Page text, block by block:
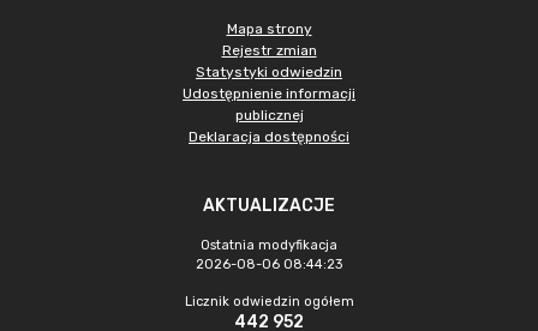
Mapa strony
Rejestr zmian
Statystyki odwiedzin
Udostępnienie informacji
publicznej
Deklaracja dostępności
AKTUALIZACJE
Ostatnia modyfikacja
2026-08-06 08:44:23
Licznik odwiedzin ogółem
442 952